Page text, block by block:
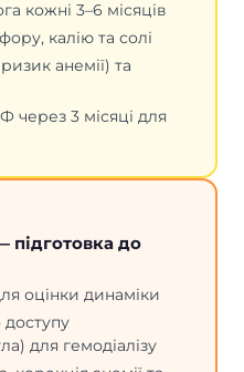
кожні 3–6 місяців
калію та солі
анемії) та
через 3 місяці для
до
оцінки динаміки
доступу
для гемодіалізу